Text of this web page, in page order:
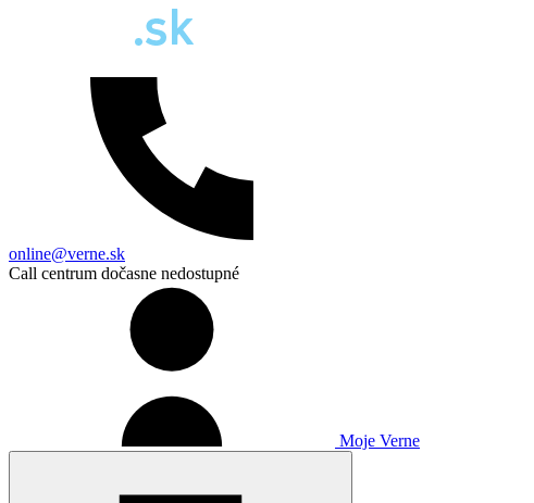
online@verne.sk
Call centrum dočasne nedostupné
Moje Verne